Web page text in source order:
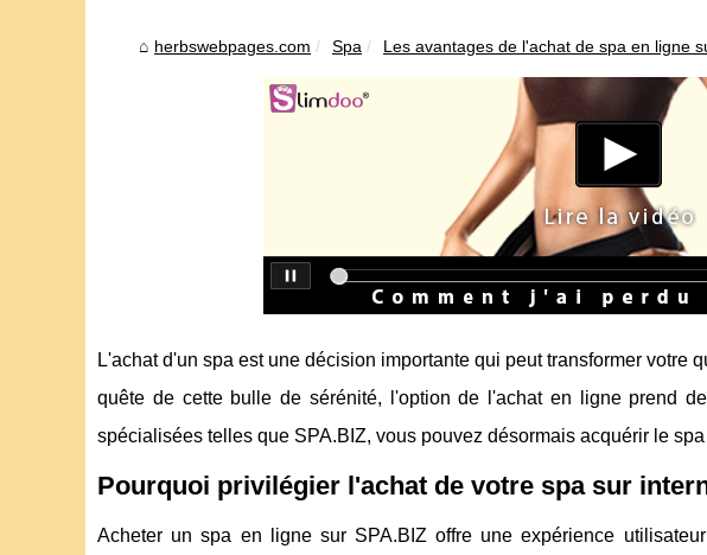
herbswebpages.com Spa Les avantages de l'achat de spa en ligne
L'achat d'un spa est une décision importante qui peut transformer votre
quête de cette bulle de sérénité, l'option de l'achat en ligne prend
spécialisées telles que SPA.BIZ, vous pouvez désormais acquérir le
Pourquoi privilégier l'achat de votre spa sur
Acheter un spa en ligne sur SPA.BIZ offre une expérience